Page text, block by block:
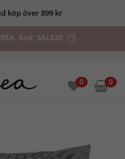
köp över 899 kr
Kod: SALE20
0 0